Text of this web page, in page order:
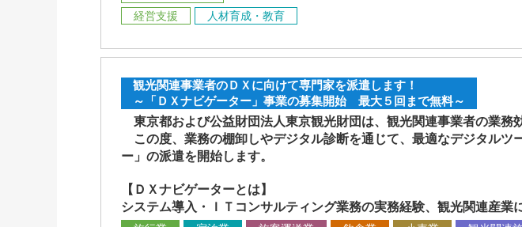
経営支援
人材育成・教育
観光関連事業者のＤＸに向けて専門家を派遣します！
～「ＤＸナビゲーター」事業の募集開始 最大５回まで無料～
東京都および公益財団法人東京観光財団は、観光関連事業者の業務
この度、業務の棚卸しやデジタル診断を通じて、最適なデジタルツ
ー」の派遣を開始します。
【ＤＸナビゲーターとは】
システム導入・ＩＴコンサルティング業務の実務経験、観光関連産業